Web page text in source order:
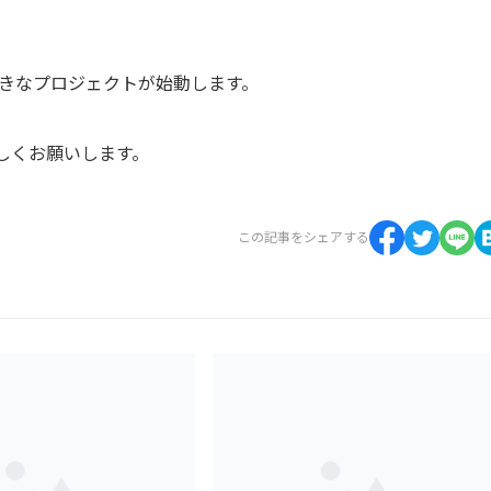
プロジェクトが始動します。
お願いします。
この記事をシェアする